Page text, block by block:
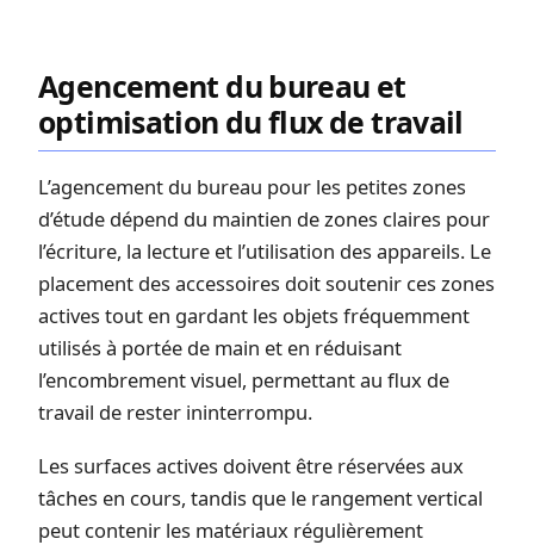
Agencement du bureau et
optimisation du flux de travail
L’agencement du bureau pour les petites zones
d’étude dépend du maintien de zones claires pour
l’écriture, la lecture et l’utilisation des appareils. Le
placement des accessoires doit soutenir ces zones
actives tout en gardant les objets fréquemment
utilisés à portée de main et en réduisant
l’encombrement visuel, permettant au flux de
travail de rester ininterrompu.
Les surfaces actives doivent être réservées aux
tâches en cours, tandis que le rangement vertical
peut contenir les matériaux régulièrement